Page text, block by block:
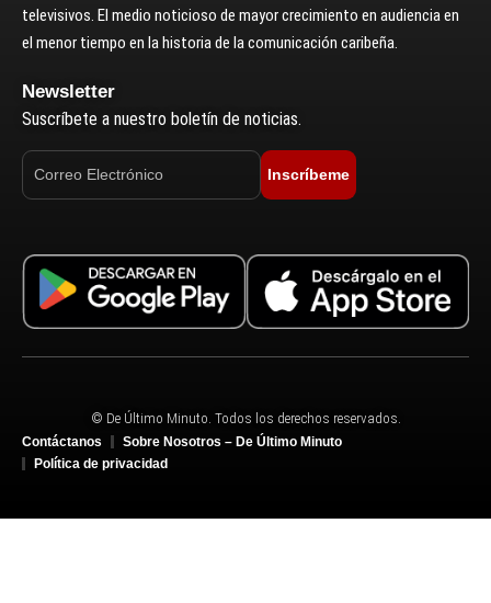
televisivos. El medio noticioso de mayor crecimiento en audiencia en
el menor tiempo en la historia de la comunicación caribeña.
Newsletter
Suscríbete a nuestro boletín de noticias.
Inscríbeme
© De Último Minuto. Todos los derechos reservados.
Contáctanos
Sobre Nosotros – De Último Minuto
Política de privacidad